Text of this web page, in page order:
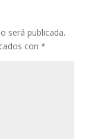
será publicada.
con *